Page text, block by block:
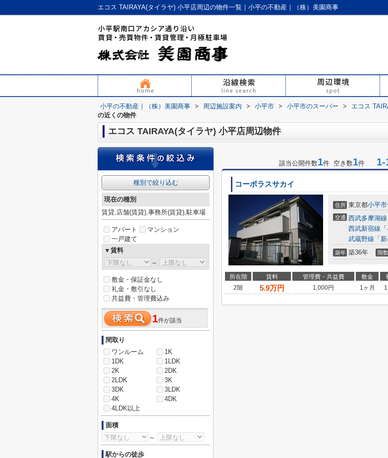
エコス TAIRAYA(タイラヤ) 小平店周辺の物件一覧｜小平の不動産｜（株）美園商事
小平の不動産｜（株）美園商事 > 周辺施設案内 > 小平市 > 小平市のスーパー > エコス
の近くの物件
エコス TAIRAYA(タイラヤ) 小平店周辺物件
該当公開件数1件 空き数1件 1-
コーポラスサカイ
住所 東京都小平市
交通 西武多摩湖線
西武新宿線 「
武蔵野線 「
築年 築36年 階数
所在階 賃料 管理費・共益費 敷金
2階
5.9万円 1,000円 1ヶ月
種別で絞り込む
現在の種別
賃貸,店舗(賃貸),事務所(賃貸),駐車場
アパート
マンション
一戸建て
▼賃料
～
敷金・保証金なし
礼金・敷引なし
共益費・管理費込み
1件が該当
間取り
ワンルーム
1K
1DK
1LDK
2K
2DK
2LDK
3K
3DK
3LDK
4K
4DK
4LDK以上
面積
～
駅からの徒歩